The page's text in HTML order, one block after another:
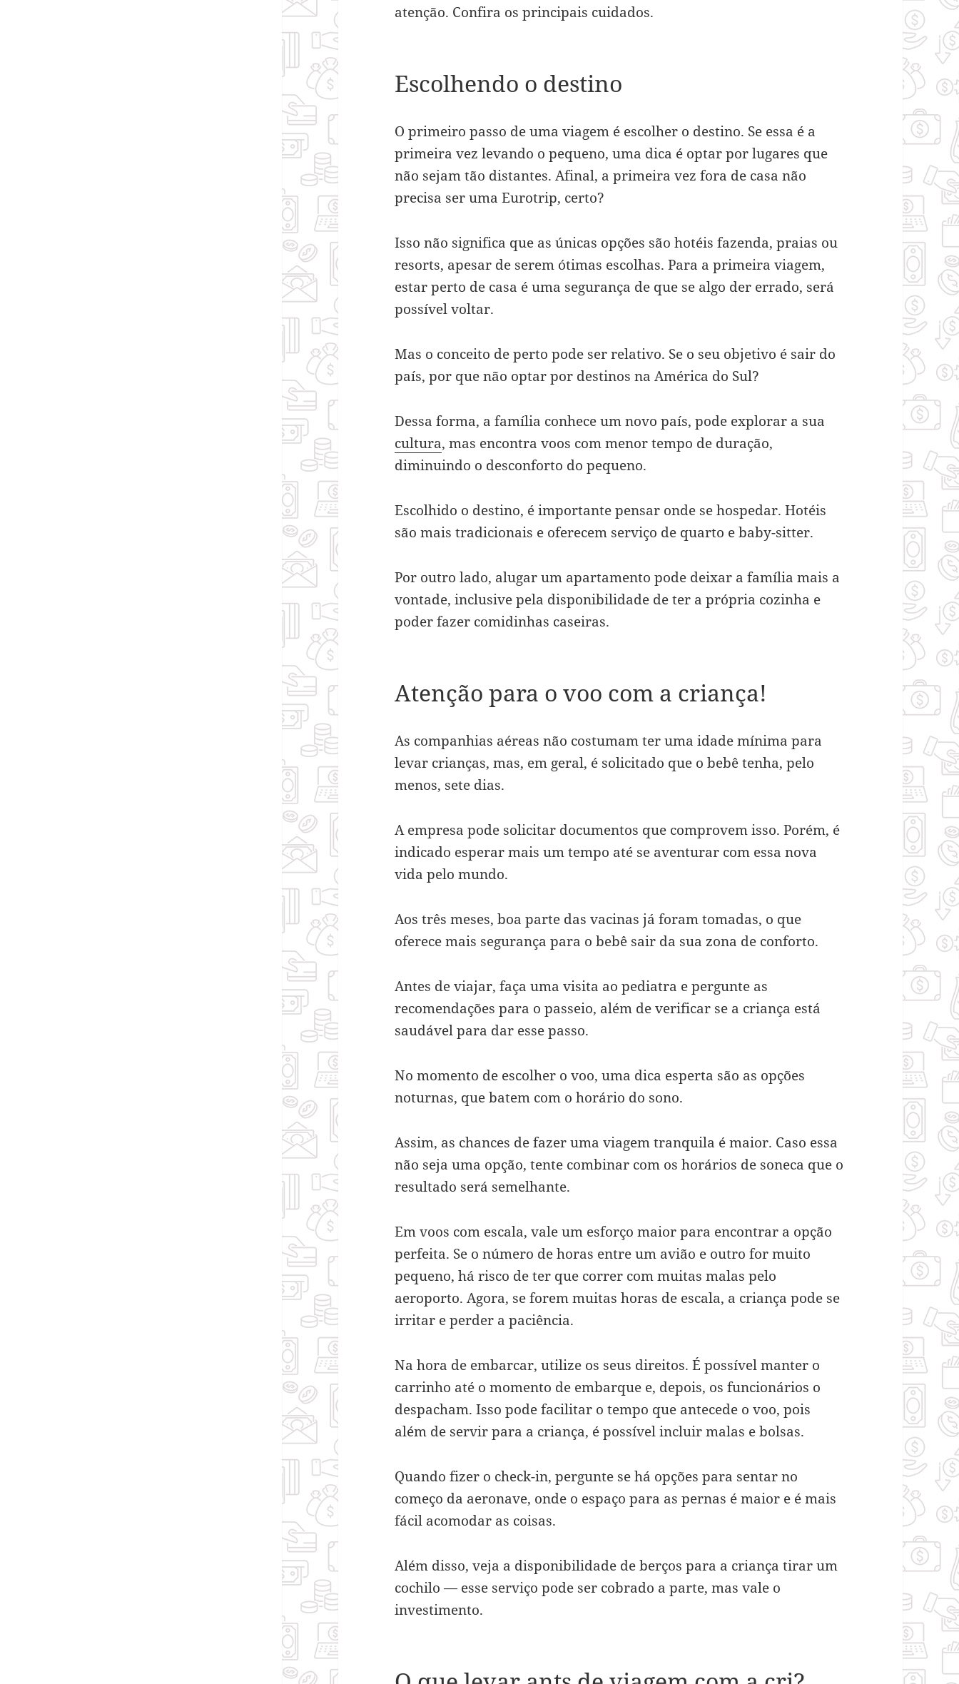
atenção. Confira os principais cuidados.
Escolhendo o destino
O primeiro passo de uma viagem é escolher o destino. Se essa é a
primeira vez levando o pequeno, uma dica é optar por lugares que
não sejam tão distantes. Afinal, a primeira vez fora de casa não
precisa ser uma Eurotrip, certo?
Isso não significa que as únicas opções são hotéis fazenda, praias ou
resorts, apesar de serem ótimas escolhas. Para a primeira viagem,
estar perto de casa é uma segurança de que se algo der errado, será
possível voltar.
Mas o conceito de perto pode ser relativo. Se o seu objetivo é sair do
país, por que não optar por destinos na América do Sul?
Dessa forma, a família conhece um novo país, pode explorar a sua
cultura, mas encontra voos com menor tempo de duração,
diminuindo o desconforto do pequeno.
Escolhido o destino, é importante pensar onde se hospedar. Hotéis
são mais tradicionais e oferecem serviço de quarto e baby-sitter.
Por outro lado, alugar um apartamento pode deixar a família mais a
vontade, inclusive pela disponibilidade de ter a própria cozinha e
poder fazer comidinhas caseiras.
Atenção para o voo com a criança!
As companhias aéreas não costumam ter uma idade mínima para
levar crianças, mas, em geral, é solicitado que o bebê tenha, pelo
menos, sete dias.
A empresa pode solicitar documentos que comprovem isso. Porém, é
indicado esperar mais um tempo até se aventurar com essa nova
vida pelo mundo.
Aos três meses, boa parte das vacinas já foram tomadas, o que
oferece mais segurança para o bebê sair da sua zona de conforto.
Antes de viajar, faça uma visita ao pediatra e pergunte as
recomendações para o passeio, além de verificar se a criança está
saudável para dar esse passo.
No momento de escolher o voo, uma dica esperta são as opções
noturnas, que batem com o horário do sono.
Assim, as chances de fazer uma viagem tranquila é maior. Caso essa
não seja uma opção, tente combinar com os horários de soneca que o
resultado será semelhante.
Em voos com escala, vale um esforço maior para encontrar a opção
perfeita. Se o número de horas entre um avião e outro for muito
pequeno, há risco de ter que correr com muitas malas pelo
aeroporto. Agora, se forem muitas horas de escala, a criança pode se
irritar e perder a paciência.
Na hora de embarcar, utilize os seus direitos. É possível manter o
carrinho até o momento de embarque e, depois, os funcionários o
despacham. Isso pode facilitar o tempo que antecede o voo, pois
além de servir para a criança, é possível incluir malas e bolsas.
Quando fizer o check-in, pergunte se há opções para sentar no
começo da aeronave, onde o espaço para as pernas é maior e é mais
fácil acomodar as coisas.
Além disso, veja a disponibilidade de berços para a criança tirar um
cochilo — esse serviço pode ser cobrado a parte, mas vale o
investimento.